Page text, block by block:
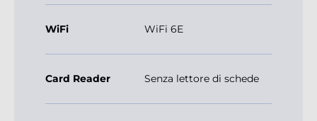
WiFi WiFi 6E
Card Reader Senza lettore di schede